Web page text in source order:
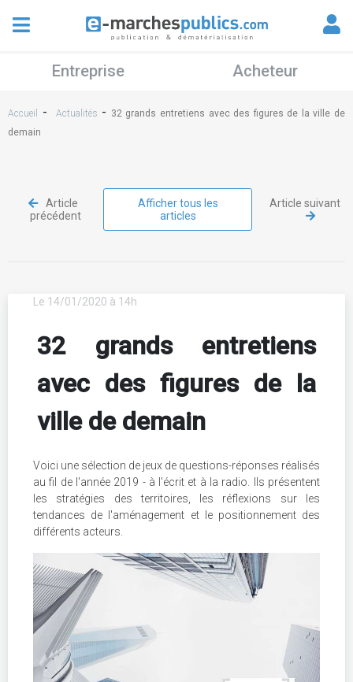
Entreprise Acheteur
Accueil - Actualités - 32 grands entretiens avec des figures de la ville de
demain
Article
précédent
Afficher tous les
articles
Article suivant
Le 14/01/2020 à 14h
32 grands entretiens
avec des figures de la
ville de demain
Voici une sélection de jeux de questions-réponses réalisés
au fil de l'année 2019 - à l'écrit et à la radio. Ils présentent
les stratégies des territoires, les réflexions sur les
tendances de l'aménagement et le positionnement des
différents acteurs.